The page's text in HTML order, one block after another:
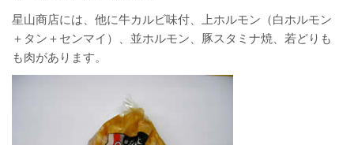
星山商店には、他に牛カルビ味付、上ホルモン（白ホルモン
＋タン＋センマイ）、並ホルモン、豚スタミナ焼、若どりも
も肉があります。